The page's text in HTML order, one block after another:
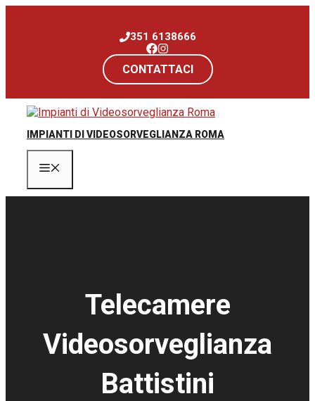
351 6138666
CONTATTACI
IMPIANTI DI VIDEOSORVEGLIANZA ROMA
Telecamere
Videosorveglianza
Battistini